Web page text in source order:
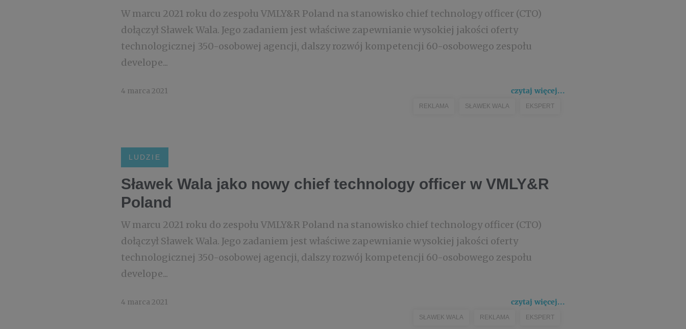
W marcu 2021 roku do zespołu VMLY&R Poland na stanowisko chief technology officer (CTO)
dołączył Sławek Wala. Jego zadaniem jest właściwe zapewnianie wysokiej jakości oferty
technologicznej 350-osobowej agencji, dalszy rozwój kompetencji 60-osobowego zespołu
develope...
4 marca 2021 czytaj więcej...
REKLAMA SŁAWEK WALA EKSPERT
LUDZIE
Sławek Wala jako nowy chief technology officer w VMLY&R
Poland
W marcu 2021 roku do zespołu VMLY&R Poland na stanowisko chief technology officer (CTO)
dołączył Sławek Wala. Jego zadaniem jest właściwe zapewnianie wysokiej jakości oferty
technologicznej 350-osobowej agencji, dalszy rozwój kompetencji 60-osobowego zespołu
develope...
4 marca 2021 czytaj więcej...
SŁAWEK WALA REKLAMA EKSPERT